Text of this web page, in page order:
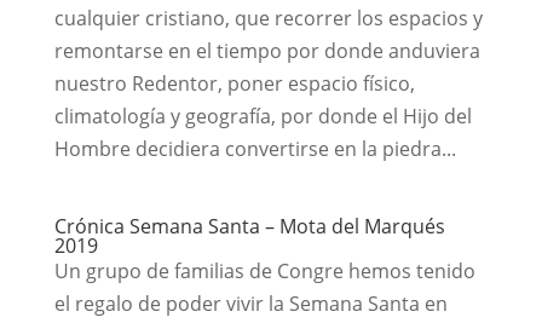
cualquier cristiano, que recorrer los espacios y
remontarse en el tiempo por donde anduviera
nuestro Redentor, poner espacio físico,
climatología y geografía, por donde el Hijo del
Hombre decidiera convertirse en la piedra...
Crónica Semana Santa – Mota del Marqués
2019
Un grupo de familias de Congre hemos tenido
el regalo de poder vivir la Semana Santa en